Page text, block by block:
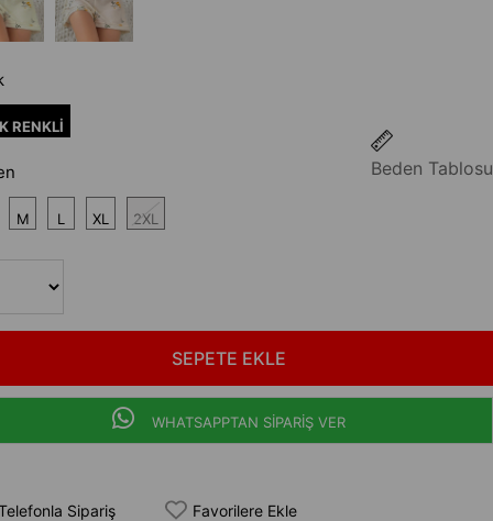
Beden Tablosu
RENKLİ
M L XL 2XL
WHATSAPPTAN SİPARİŞ VER
Sipariş Favorilere Ekle